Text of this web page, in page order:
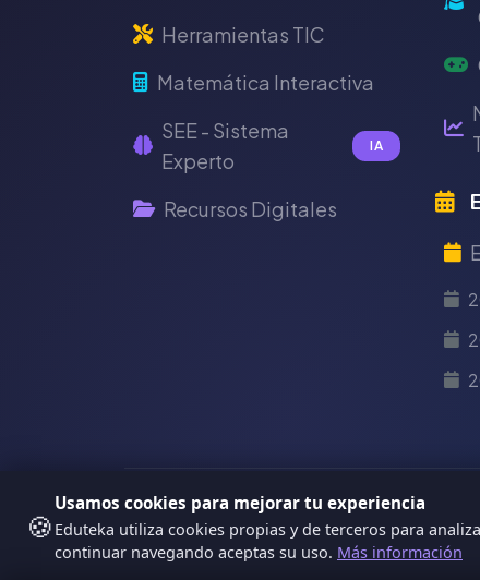
🍪
Usamos cookies para mejorar tu experiencia
Eduteka utiliza cookies propias y de terceros para
continuar navegando aceptas su uso. Más información
Herramientas TIC
Matemática Interactiva
SEE - Sistema
Experto
IA
Recursos Digitales
Copyright Eduteka 2001-2026 -